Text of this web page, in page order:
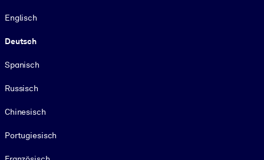
Englisch
Deutsch
Spanisch
Russisch
Chinesisch
Portugiesisch